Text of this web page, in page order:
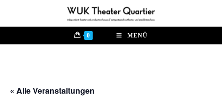
springen
0 MENÜ
« Alle Veranstaltungen